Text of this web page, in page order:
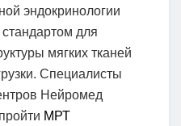
эндокринологии
для
мягких тканей
Специалисты
Нейромед
МРТ